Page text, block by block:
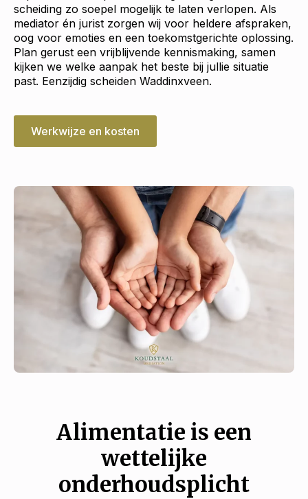
scheiding zo soepel mogelijk te laten verlopen. Als
mediator én jurist zorgen wij voor heldere afspraken,
oog voor emoties en een toekomstgerichte oplossing.
Plan gerust een vrijblijvende kennismaking, samen
kijken we welke aanpak het beste bij jullie situatie
past. Eenzijdig scheiden Waddinxveen.
Werkwijze en kosten
Alimentatie is een
wettelijke
onderhoudsplicht